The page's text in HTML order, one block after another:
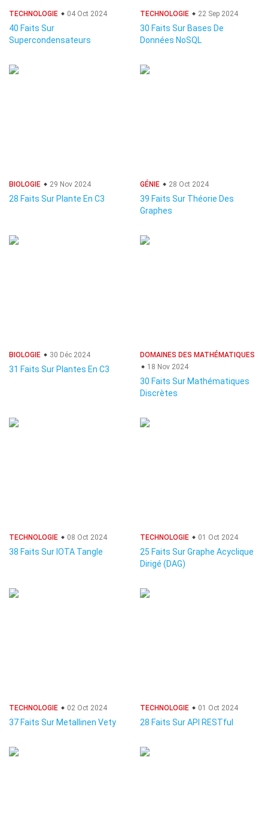
TECHNOLOGIE 04 Oct 2024
40 Faits Sur
Supercondensateurs
TECHNOLOGIE 22 Sep 2024
30 Faits Sur Bases De
Données NoSQL
BIOLOGIE 29 Nov 2024
28 Faits Sur Plante En C3
GÉNIE 28 Oct 2024
39 Faits Sur Théorie Des
Graphes
BIOLOGIE 30 Déc 2024
31 Faits Sur Plantes En C3
DOMAINES DES MATHÉMATIQUES
18 Nov 2024
30 Faits Sur Mathématiques
Discrètes
TECHNOLOGIE 08 Oct 2024
38 Faits Sur IOTA Tangle
TECHNOLOGIE 01 Oct 2024
25 Faits Sur Graphe Acyclique
Dirigé (DAG)
TECHNOLOGIE 02 Oct 2024
37 Faits Sur Metallinen Vety
TECHNOLOGIE 01 Oct 2024
28 Faits Sur API RESTful